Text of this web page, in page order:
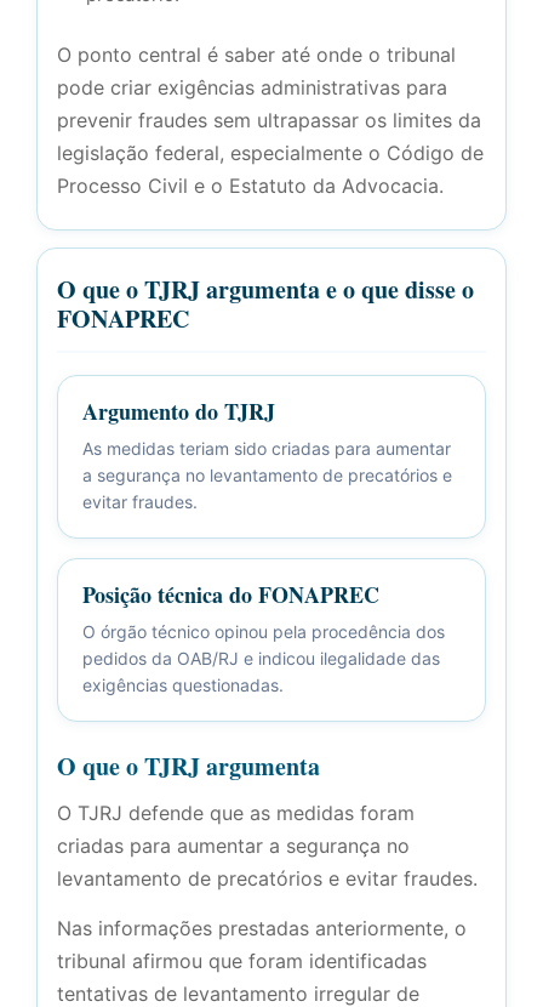
O ponto central é saber até onde o tribunal
pode criar exigências administrativas para
prevenir fraudes sem ultrapassar os limites da
legislação federal, especialmente o Código de
Processo Civil e o Estatuto da Advocacia.
O que o TJRJ argumenta e o que disse o
FONAPREC
Argumento do TJRJ
As medidas teriam sido criadas para aumentar
a segurança no levantamento de precatórios e
evitar fraudes.
Posição técnica do FONAPREC
O órgão técnico opinou pela procedência dos
pedidos da OAB/RJ e indicou ilegalidade das
exigências questionadas.
O que o TJRJ argumenta
O TJRJ defende que as medidas foram
criadas para aumentar a segurança no
levantamento de precatórios e evitar fraudes.
Nas informações prestadas anteriormente, o
tribunal afirmou que foram identificadas
tentativas de levantamento irregular de